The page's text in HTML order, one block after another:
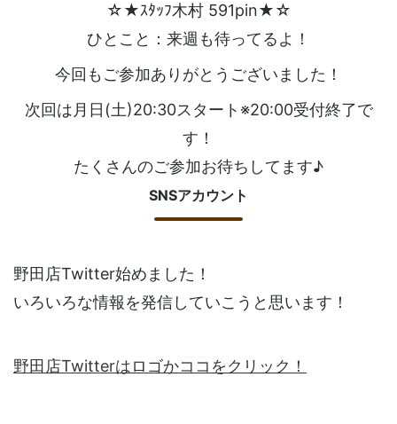
☆★ｽﾀｯﾌ木村 591pin★☆
ひとこと：来週も待ってるよ！
今回もご参加ありがとうございました！
次回は月日(土)20:30スタート※20:00受付終了で
す！
たくさんのご参加お待ちしてます♪
SNSアカウント
野田店Twitter始めました！
いろいろな情報を発信していこうと思います！
野田店Twitterはロゴかココをクリック！